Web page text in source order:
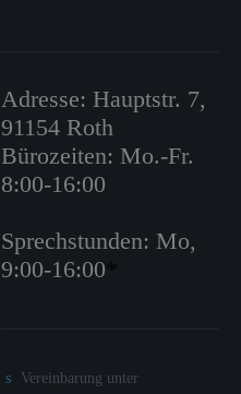
Adresse: Hauptstr. 7,
91154 Roth
Bürozeiten: Mo.-Fr.
8:00-16:00
Sprechstunden: Mo,
9:00-16:00*
Vereinbarung unter